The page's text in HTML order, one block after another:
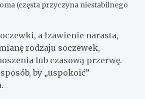
(częsta przyczyna niestabilnego
a łzawienie narasta,
rodzaju soczewek,
lub czasową przerwę.
by „uspokoić”